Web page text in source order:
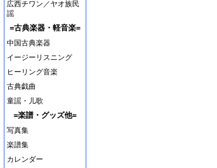
広西チワン／ヤオ族民
謡
=古典楽器・軽音楽=
中国古典楽器
イージーリスニング
ヒーリング音楽
古典戯曲
童謡・儿歌
=楽譜・グッズ他=
写真集
楽譜集
カレンダー